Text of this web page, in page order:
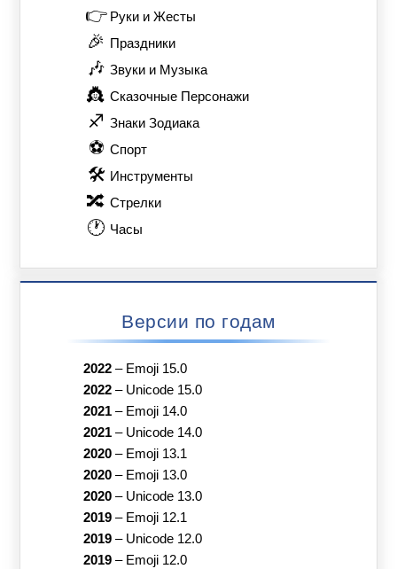
👉 Руки и Жесты
🎉 Праздники
🎶 Звуки и Музыка
👸 Сказочные Персонажи
♐ Знаки Зодиака
⚽ Спорт
🛠 Инструменты
🔀 Стрелки
🕐 Часы
Версии по годам
2022– Emoji 15.0
2022– Unicode 15.0
2021– Emoji 14.0
2021– Unicode 14.0
2020– Emoji 13.1
2020– Emoji 13.0
2020– Unicode 13.0
2019– Emoji 12.1
2019– Unicode 12.0
2019– Emoji 12.0